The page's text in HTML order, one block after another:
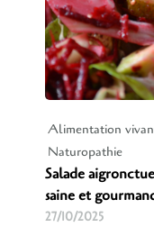
Alimentation
Naturopathie
Salade
saine et
27/10/2025